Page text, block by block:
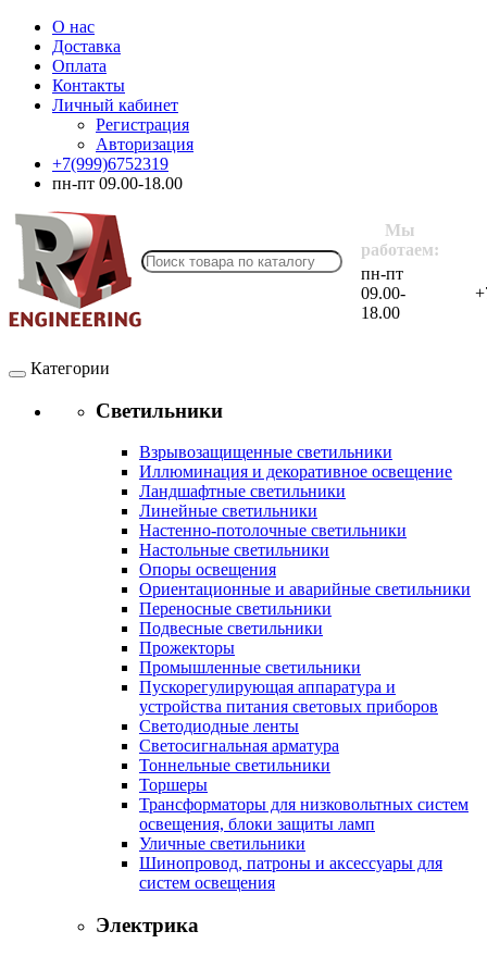
О нас
Доставка
Оплата
Контакты
Личный кабинет
Регистрация
Авторизация
+7(999)6752319
пн-пт 09.00-18.00
Мы
работаем:
пн-пт
09.00-
18.00
Категории
Светильники
Взрывозащищенные светильники
Иллюминация и декоративное освещение
Ландшафтные светильники
Линейные светильники
Настенно-потолочные светильники
Настольные светильники
Опоры освещения
Ориентационные и аварийные светильники
Переносные светильники
Подвесные светильники
Прожекторы
Промышленные светильники
Пускорегулирующая аппаратура и
устройства питания световых приборов
Светодиодные ленты
Светосигнальная арматура
Тоннельные светильники
Торшеры
Трансформаторы для низковольтных систем
освещения, блоки защиты ламп
Уличные светильники
Шинопровод, патроны и аксессуары для
систем освещения
Электрика